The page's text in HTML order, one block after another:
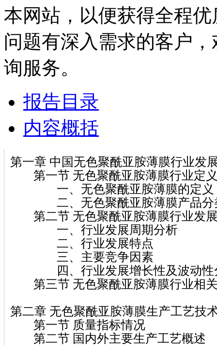
本网站，以便获得全程
问题有深入需求的客户
询服务。
报告目录
内容概括
第一章 中国无色聚酰亚胺薄膜行业发
第一节 无色聚酰亚胺薄膜行业定
一、无色聚酰亚胺薄膜的定义
二、无色聚酰亚胺薄膜产品分
第二节 无色聚酰亚胺薄膜行业发
一、行业发展周期分析
二、行业发展特点
三、主要竞争因素
四、行业发展增长性及波动性
第三节 无色聚酰亚胺薄膜行业相
第二章 无色聚酰亚胺薄膜生产工艺技
第一节 质量指标情况
第二节 国内外主要生产工艺概述